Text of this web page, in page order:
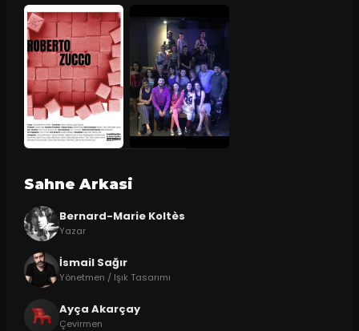
Sahne Arkasi
Bernard-Marie Koltès
Yazar
İsmail Sağır
Yönetmen / Işık Tasarımı
Ayça Akarçay
Çevirmen